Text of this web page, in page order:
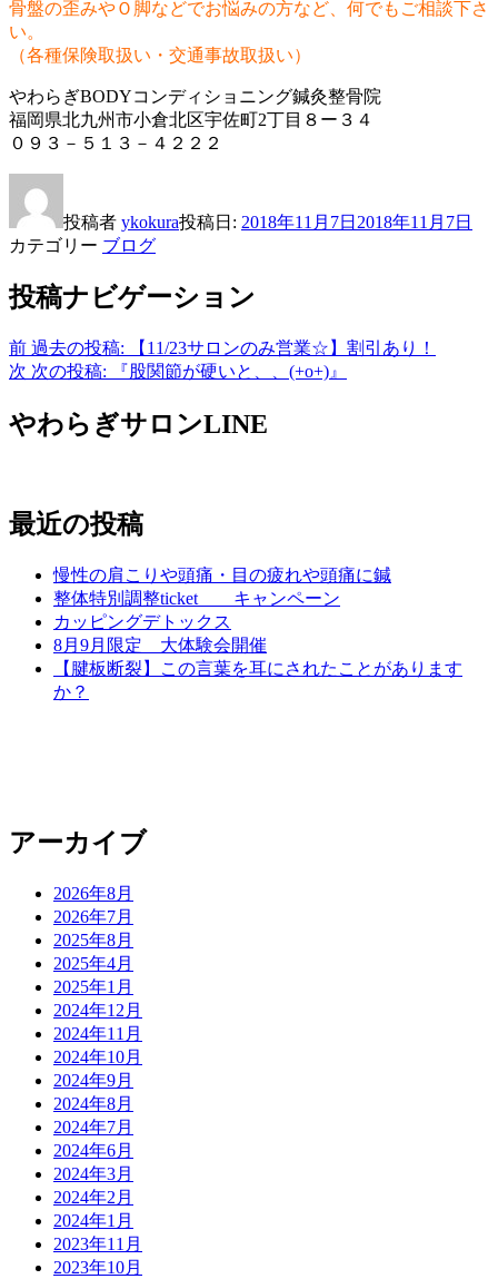
骨盤の歪みやＯ脚などでお悩みの方など、何でもご相談下さ
い。
（各種保険取扱い・交通事故取扱い）
やわらぎBODYコンディショニング鍼灸整骨院
福岡県北九州市小倉北区宇佐町2丁目８ー３４
０９３－５１３－４２２２
投稿者 ykokura投稿日: 2018年11月7日 2018年11月7日
カテゴリー ブログ
投稿ナビゲーション
前 過去の投稿:
【11/23サロンのみ営業☆】割引あり！
次 次の投稿: 『股関節が硬いと、、(+o+)』
やわらぎサロンLINE
最近の投稿
慢性の肩こりや頭痛・目の疲れや頭痛に鍼
整体特別調整ticket キャンペーン
カッピングデトックス
8月9月限定 大体験会開催
【腱板断裂】この言葉を耳にされたことがあります
か？
アーカイブ
2026年8月
2026年7月
2025年8月
2025年4月
2025年1月
2024年12月
2024年11月
2024年10月
2024年9月
2024年8月
2024年7月
2024年6月
2024年3月
2024年2月
2024年1月
2023年11月
2023年10月